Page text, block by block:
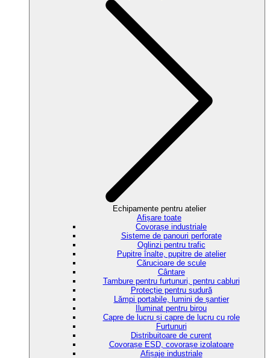
Echipamente pentru atelier
Afișare toate
Covorașe industriale
Sisteme de panouri perforate
Oglinzi pentru trafic
Pupitre înalte, pupitre de atelier
Cărucioare de scule
Cântare
Tambure pentru furtunuri, pentru cabluri
Protecție pentru sudură
Lămpi portabile, lumini de șantier
Iluminat pentru birou
Capre de lucru și capre de lucru cu role
Furtunuri
Distribuitoare de curent
Covorașe ESD, covorașe izolatoare
Afișaje industriale